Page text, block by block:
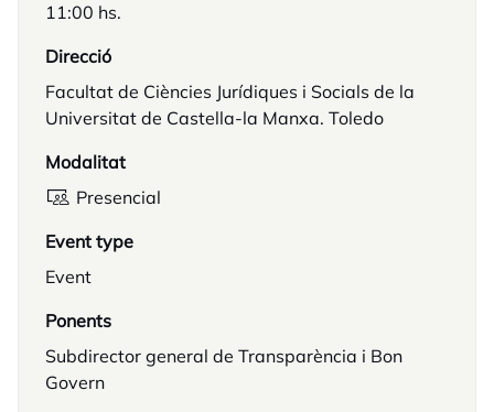
11:00 hs.
Direcció
Facultat de Ciències Jurídiques i Socials de la
Universitat de Castella-la Manxa. Toledo
Modalitat
Presencial
Event type
Event
Ponents
Subdirector general de Transparència i Bon
Govern